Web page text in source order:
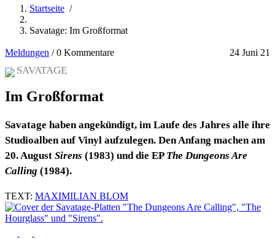
Startseite /
Savatage: Im Großformat
Meldungen 24 Juni 21
/0 Kommentare
SAVATAGE
Im Großformat
Savatage haben angekündigt, im Laufe des Jahres alle ihre
Studioalben auf Vinyl aufzulegen. Den Anfang machen am
20. August Sirens (1983) und die EP The Dungeons Are
Calling (1984).
TEXT: MAXIMILIAN BLOM